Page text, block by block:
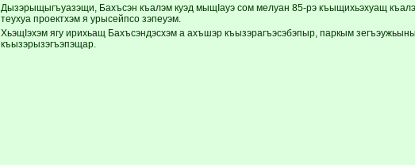
Дызэрыщыгъуазэщи, Бахъсэн къалэм куэд мыщIауэ сом мелуан 85-рэ къыщихьэхуащ
теухуа проектхэм я урысейпсо зэпеуэм.
ХьэщIэхэм ягу ирихьащ Бахъсэндэсхэм а ахъшэр къызэрагъэсэбэпыр, паркым
къызэрызэгъэпэщар.